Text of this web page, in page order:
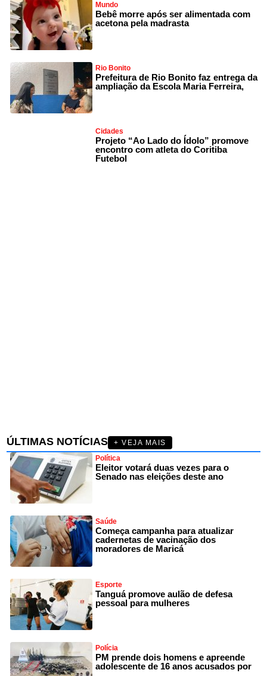
Mundo
Bebê morre após ser alimentada com
acetona pela madrasta
Rio Bonito
Prefeitura de Rio Bonito faz entrega da
ampliação da Escola Maria Ferreira,
Cidades
Projeto “Ao Lado do Ídolo” promove
encontro com atleta do Coritiba
Futebol
ÚLTIMAS NOTÍCIAS
+ VEJA MAIS
Política
Eleitor votará duas vezes para o
Senado nas eleições deste ano
Saúde
Começa campanha para atualizar
cadernetas de vacinação dos
moradores de Maricá
Esporte
Tanguá promove aulão de defesa
pessoal para mulheres
Polícia
PM prende dois homens e apreende
adolescente de 16 anos acusados por